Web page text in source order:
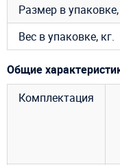
Размер в
Вес в упаковке, кг.
Общие
Комплектация